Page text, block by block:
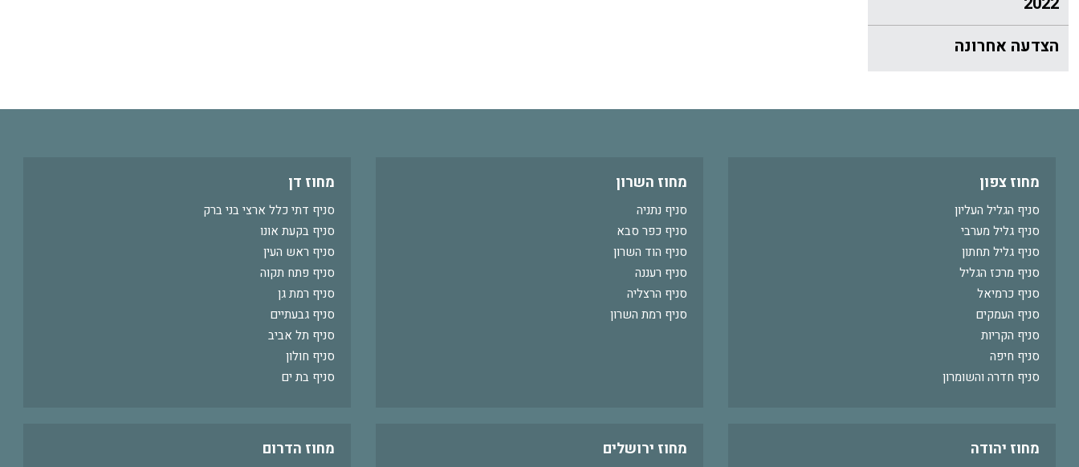
הצדעה אחרונה
מחוז צפון
סניף הגליל העליון
סניף גליל מערבי
סניף גליל תחתון
סניף מרכז הגליל
סניף כרמיאל
סניף העמקים
סניף הקריות
סניף חיפה
סניף חדרה והשומרון
מחוז השרון
סניף נתניה
סניף כפר סבא
סניף הוד השרון
סניף רעננה
סניף הרצליה
סניף רמת השרון
מחוז דן
סניף דתי כלל ארצי בני ברק
סניף בקעת אונו
סניף ראש העין
סניף פתח תקוה
סניף רמת גן
סניף גבעתיים
סניף תל אביב
סניף חולון
סניף בת ים
מחוז יהודה מחוז ירושלים מחוז הדרום